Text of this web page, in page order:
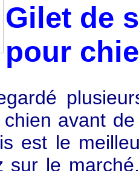
Gilet de
pour
avant
est le
sur le